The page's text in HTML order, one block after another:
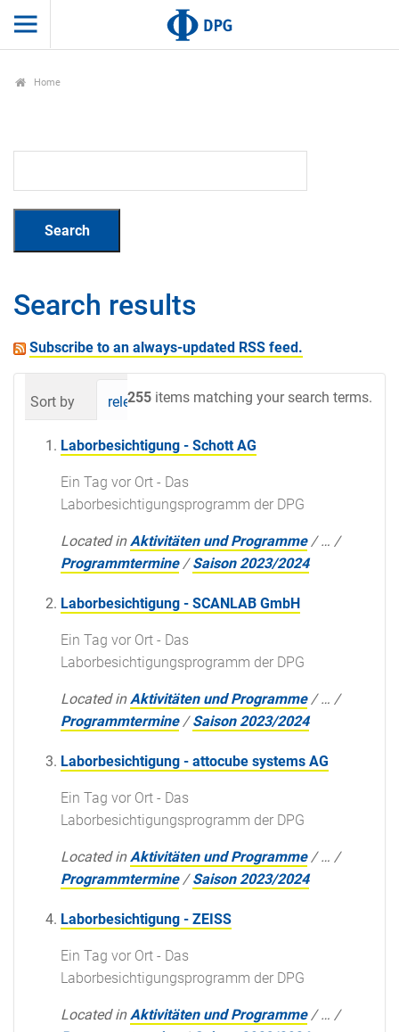
Home
Search results
Subscribe to an always-updated RSS feed.
255 items matching your search terms.
Sort by relevance date (newest first)
Laborbesichtigung - Schott AG
Ein Tag vor Ort - Das
Laborbesichtigungsprogramm der DPG
Located in Aktivitäten und Programme /… /
Programmtermine /Saison 2023/2024
Laborbesichtigung - SCANLAB GmbH
Ein Tag vor Ort - Das
Laborbesichtigungsprogramm der DPG
Located in Aktivitäten und Programme /… /
Programmtermine /Saison 2023/2024
Laborbesichtigung - attocube systems AG
Ein Tag vor Ort - Das
Laborbesichtigungsprogramm der DPG
Located in Aktivitäten und Programme /… /
Programmtermine /Saison 2023/2024
Laborbesichtigung - ZEISS
Ein Tag vor Ort - Das
Laborbesichtigungsprogramm der DPG
Located in Aktivitäten und Programme /… /